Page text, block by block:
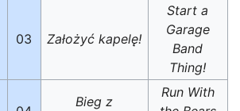
03 Założyć kapelę!
Start a
Garage
Band
Thing!
Bieg z
Run With